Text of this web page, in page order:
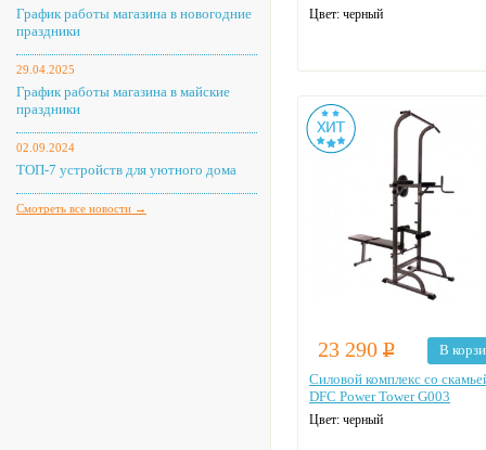
График работы магазина в новогодние
праздники
29.04.2025
График работы магазина в майские
праздники
02.09.2024
ТОП-7 устройств для уютного дома
Смотреть все новости →
Цвет: черный
23 290 Р
В
Силовой комплекс со
DFC Power Tower G003
Цвет: черный